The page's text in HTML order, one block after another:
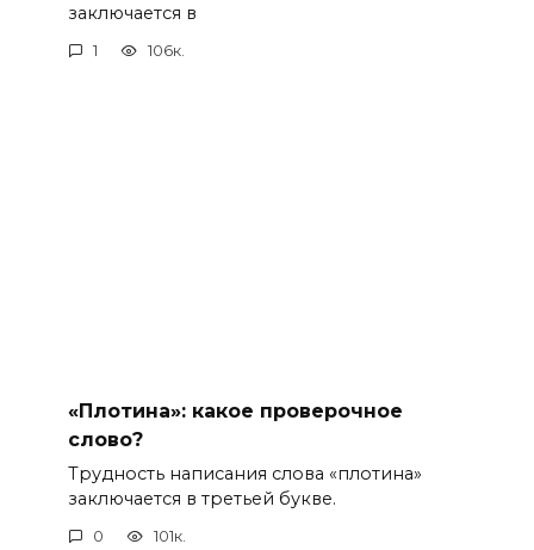
заключается в
1 106к.
«Плотина»: какое проверочное
слово?
Трудность написания слова «плотина»
заключается в третьей букве.
0 101к.